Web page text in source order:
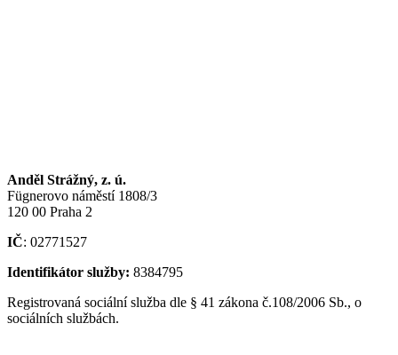
Anděl Strážný, z. ú.
Fügnerovo náměstí 1808/3
120 00 Praha 2
IČ: 02771527
Identifikátor služby: 8384795
Registrovaná sociální služba dle § 41 zákona č.108/2006 Sb., o
sociálních službách.